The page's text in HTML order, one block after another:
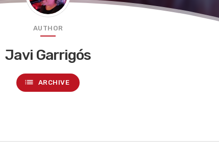
AUTHOR
Javi Garrigós
list ARCHIVE